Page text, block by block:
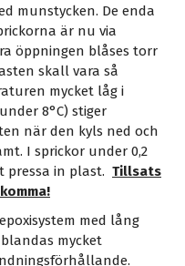
munstycken. De enda
är nu via
öppningen blåses torr
skall vara så
mycket låg i
8°C) stiger
när den kyls ned och
I sprickor under 0,2
pressa in plast. Tillsats
med lång
mycket